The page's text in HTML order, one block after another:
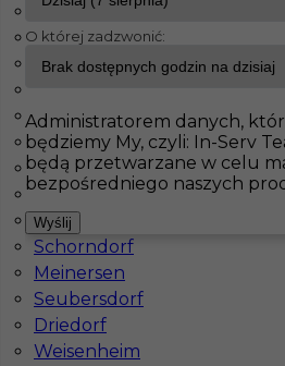
InServ Oferty pracy Sinsheim
Pokaż filtr
Brieselang
Maintal
Haiterbach
Albig
Pasenbach
Klettgau
Thale
Bisingen
Schorndorf
Meinersen
Seubersdorf
Driedorf
Weisenheim
Pomocnik stolarza - praca
O której zadzwonić:
Administratorem danych,
będziemy My, czyli: In-Serv
będą przetwarzane w celu
bezpośredniego naszych
Wyślij